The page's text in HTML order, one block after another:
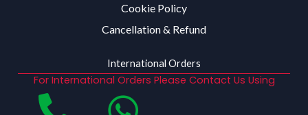
Cookie Policy
Cancellation & Refund
International Orders
For International Orders Please Contact Us Using